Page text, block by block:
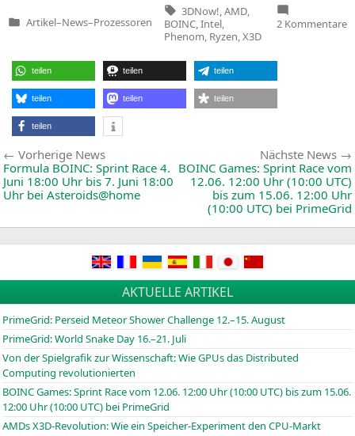
Veröffentlicht
Artikel–News–Prozessoren
Tags:
3DNow! AMD
BOINC,Intel,
Phenom Ryzen X3D
2 Kommentare
teilen teilen teilen
teilen teilen teilen
teilen
Beitragsnavigation
Vorherige NewsVorherige
News:
Formula BOINC: Sprint Race 4.
Juni 18:00 Uhr bis 7. Juni 18:00
Uhr bei Asteroids@home
Nächste News
BOINC Games: Sprint Race vom
12.06. 12:00 Uhr (10:00 UTC)
bis zum 15.06. 12:00 Uhr
(10:00 UTC) bei PrimeGrid
AKTUELLE ARTIKEL
PrimeGrid: Perseid Meteor Shower Challenge 12.–15. August
PrimeGrid: World Snake Day 16.–21. Juli
Von der Spielgrafik zur Wissenschaft: Wie GPUs das Distributed
Computing revolutionierten
BOINCGames: Sprint Race vom 12.06. 12:00 Uhr (10:00 UTC) bis zum 15.06.
12:00 Uhr (10:00 UTC) bei PrimeGrid
AMDs X3D-Revolution: Wie ein Speicher-Experiment den CPU-Markt